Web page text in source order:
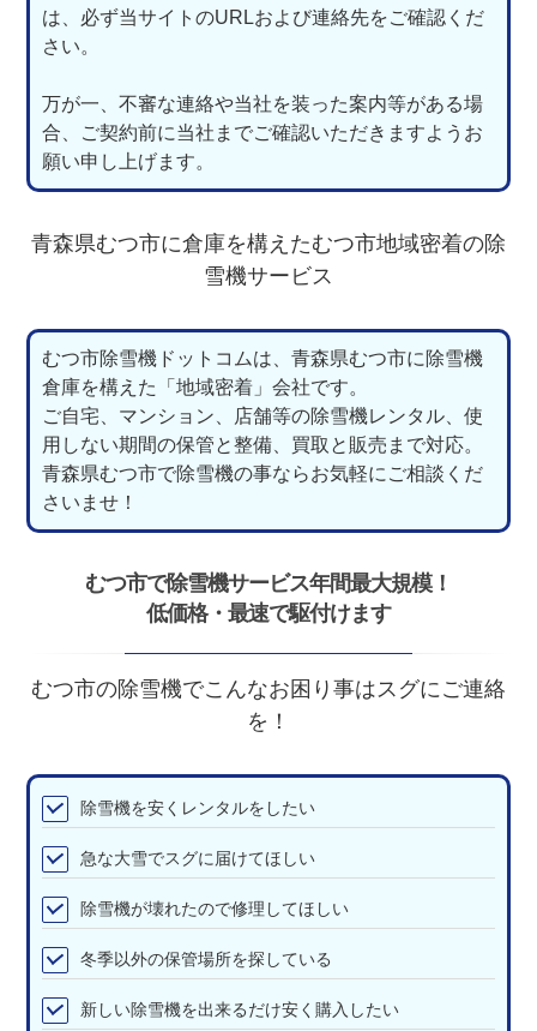
は、必ず当サイトのURLおよび連絡先をご確認くだ
さい。
万が一、不審な連絡や当社を装った案内等がある場
合、ご契約前に当社までご確認いただきますようお
願い申し上げます。
青森県むつ市に倉庫を構えたむつ市地域密着の除
雪機サービス
むつ市除雪機ドットコムは、青森県むつ市に除雪機
倉庫を構えた「地域密着」会社です。
ご自宅、マンション、店舗等の除雪機レンタル、使
用しない期間の保管と整備、買取と販売まで対応。
青森県むつ市で除雪機の事ならお気軽にご相談くだ
さいませ！
むつ市で除雪機サービス年間最大規模！
低価格・最速で駆付けます
むつ市の除雪機でこんなお困り事はスグにご連絡
を！
除雪機を安くレンタルをしたい
急な大雪でスグに届けてほしい
除雪機が壊れたので修理してほしい
冬季以外の保管場所を探している
新しい除雪機を出来るだけ安く購入したい